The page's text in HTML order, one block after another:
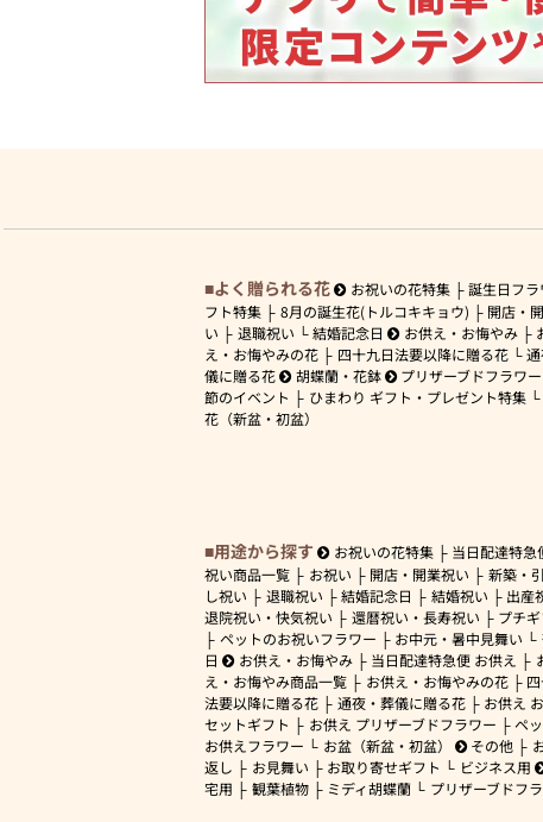
よく贈られる花 お祝いの花特集
誕生日フ
フト特集
8月の誕生花(トルコキキョウ)
開店・
い
退職祝い 結婚記念日 お供え・お悔やみ
え・お悔やみの花
四十九日法要以降に贈る花
儀に贈る花
胡蝶蘭・花鉢 プリザーブドフラワー
節のイベント
ひまわり ギフト・プレゼント特集
花（新盆・初盆）
用途から探す お祝いの花特集 当日配達特急
祝い商品一覧
お祝い 開店・開業祝い
新築・
し祝い
退職祝い 結婚記念日 結婚祝い
出産
退院祝い・快気祝い
還暦祝い・長寿祝い
プチ
ペットのお祝いフラワー
お中元・暑中見舞い
日
お供え・お悔やみ 当日配達特急便 お供え
え・お悔やみ商品一覧
お供え・お悔やみの花
法要以降に贈る花
通夜・葬儀に贈る花
お供え
セットギフト
お供え プリザーブドフラワー
ペ
お供えフラワー
お盆（新盆・初盆） その他
返し
お見舞い お取り寄せギフト ビジネス用
宅用
観葉植物 ミディ胡蝶蘭 プリザーブドフ